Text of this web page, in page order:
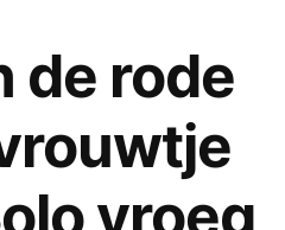
de rode
vroeg